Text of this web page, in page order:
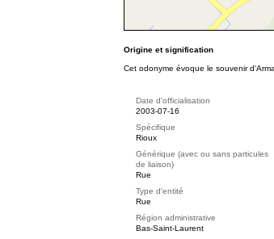
Origine et signification
Cet odonyme évoque le souvenir
Date d'officialisation
2003-07-16
Spécifique
Rioux
Générique (avec ou sans particules
de liaison)
Rue
Type d'entité
Rue
Région administrative
Bas-Saint-Laurent